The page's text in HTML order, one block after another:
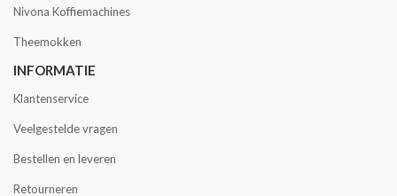
Nivona Koffiemachines
Theemokken
INFORMATIE
Klantenservice
Veelgestelde vragen
Bestellen en leveren
Retourneren